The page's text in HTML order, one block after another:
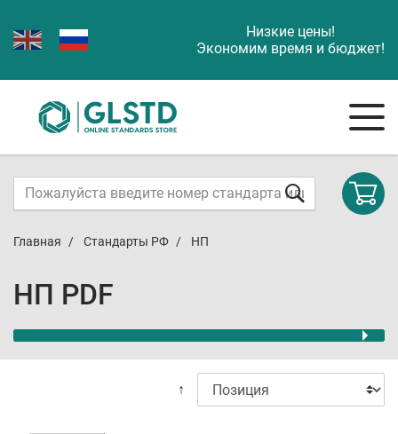
Низкие цены!
Экономим время и бюджет!
Главная Стандарты РФ НП
НП PDF
↑